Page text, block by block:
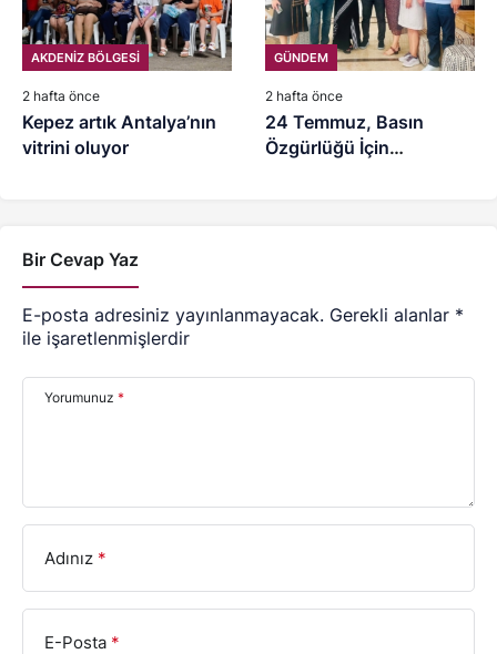
AKDENİZ BÖLGESİ
2 hafta önce
Kepez artık Antalya’nın
vitrini oluyor
GÜNDEM
2 hafta önce
24 Temmuz, Basın
Özgürlüğü İçin
Bir Cevap Yaz
E-posta adresiniz yayınlanmayacak. Gerekli alanlar *
ile işaretlenmişlerdir
Yorumunuz *
Adınız *
E-Posta *